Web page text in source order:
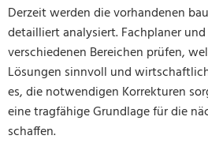
Derzeit werden die vorhandenen
detailliert analysiert. Fachplaner
verschiedenen Bereichen prüfen,
Lösungen sinnvoll und
es, die notwendigen Korrekturen
eine tragfähige Grundlage für die
schaffen.